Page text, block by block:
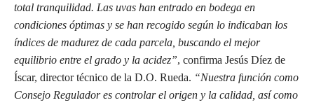
total tranquilidad. Las uvas han entrado en bodega en
condiciones óptimas y se han recogido según lo indicaban los
índices de madurez de cada parcela, buscando el mejor
equilibrio entre el grado y la acidez”, confirma Jesús Díez de
Íscar, director técnico de la D.O. Rueda. “Nuestra función como
Consejo Regulador es controlar el origen y la calidad, así como